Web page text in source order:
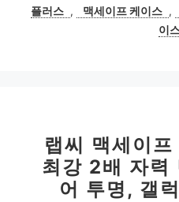
플러스 , 맥세이프 케이스 ,
이
랩씨 맥세이
최강 2배 자력
어 투명, 갤